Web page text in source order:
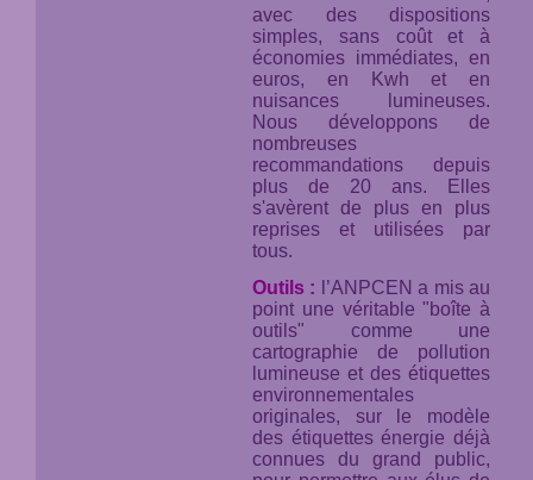
avec des dispositions
simples, sans coût et à
économies immédiates, en
euros, en Kwh et en
nuisances lumineuses.
Nous développons de
nombreuses
recommandations depuis
plus de 20 ans. Elles
s'avèrent de plus en plus
reprises et utilisées par
tous.
Outils :
l’ANPCEN a mis au
point une véritable "boîte à
outils" comme une
cartographie de pollution
lumineuse et des étiquettes
environnementales
originales, sur le modèle
des étiquettes énergie déjà
connues du grand public,